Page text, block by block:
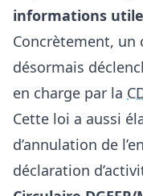
informations
Concrètement, un
désormais
en charge par la
Cette loi a aussi
d’annulation de
déclaration